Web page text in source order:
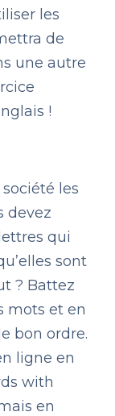
les
de
une autre
!
les
devez
qui
sont
? Battez
mots et en
bon ordre.
ligne en
with
en